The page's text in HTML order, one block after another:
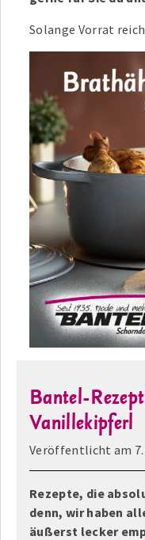
Solange Vorrat
Bantel-
Vanillekipferl
Veröffentlicht am
Rezepte, die
denn, wir haben
äußerst lecker